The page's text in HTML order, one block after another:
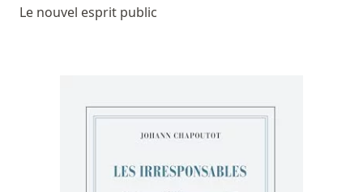
Le nouvel esprit public